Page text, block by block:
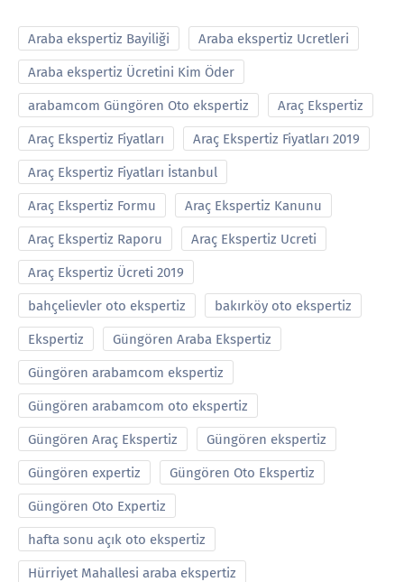
Araba ekspertiz Bayiliği Araba ekspertiz Ucretleri
Araba ekspertiz Ücretini Kim Öder
arabamcom Güngören Oto ekspertiz Araç Ekspertiz
Araç Ekspertiz Fiyatları Araç Ekspertiz Fiyatları 2019
Araç Ekspertiz Fiyatları İstanbul
Araç Ekspertiz Formu Araç Ekspertiz Kanunu
Araç Ekspertiz Raporu Araç Ekspertiz Ucreti
Araç Ekspertiz Ücreti 2019
bahçelievler oto ekspertiz bakırköy oto ekspertiz
Ekspertiz Güngören Araba Ekspertiz
Güngören arabamcom ekspertiz
Güngören arabamcom oto ekspertiz
Güngören Araç Ekspertiz Güngören ekspertiz
Güngören expertiz Güngören Oto Ekspertiz
Güngören Oto Expertiz
hafta sonu açık oto ekspertiz
Hürriyet Mahallesi araba ekspertiz